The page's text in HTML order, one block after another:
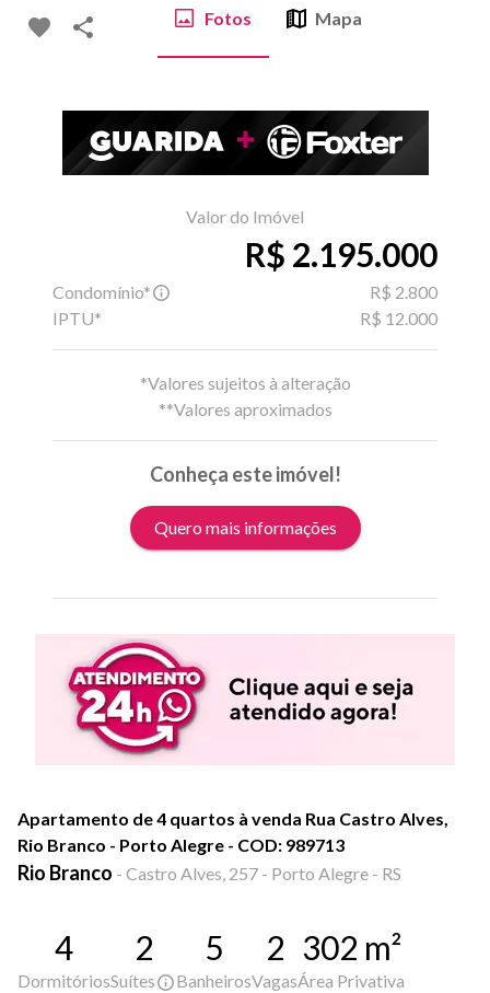
Fotos Mapa
Valor do Imóvel
R$ 2.195.000
Condomínio*
R$ 2.800
IPTU*
R$ 12.000
*Valores sujeitos à alteração
**Valores aproximados
Conheça este imóvel!
Quero mais informações
Apartamento de 4 quartos à venda Rua Castro Alves,
Rio Branco - Porto Alegre - COD: 989713
Rio Branco - Castro Alves, 257 - Porto Alegre - RS
4
Dormitórios
2
Suítes
5
Banheiros
2
Vagas
302 m²
Área Privativa